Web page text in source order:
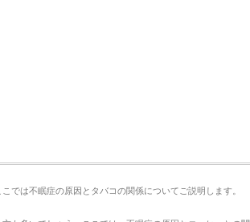
では不眠症の原因とタバコの関係についてご説明します。